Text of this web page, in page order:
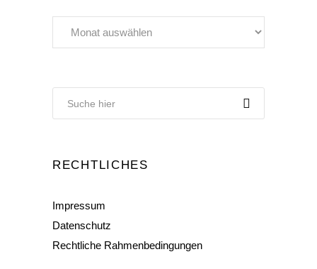
Archiv
RECHTLICHES
Impressum
Datenschutz
Rechtliche Rahmenbedingungen